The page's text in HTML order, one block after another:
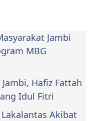
Jambi
MBG
Hafiz Fattah
Idul Fitri
Akibat